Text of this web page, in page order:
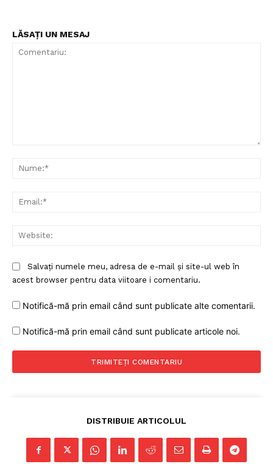
Un proiect
FREEDOM HOUSE ROMÂNIA
PRESShub
Despre noi / Echipa
LĂSAȚI UN MESAJ
Salvați numele meu, adresa de e-mail și site-ul web în
acest browser pentru data viitoare i comentariu.
Notifică-mă prin email când sunt publicate alte comentarii.
Notifică-mă prin email când sunt publicate articole noi.
DISTRIBUIE ARTICOLUL